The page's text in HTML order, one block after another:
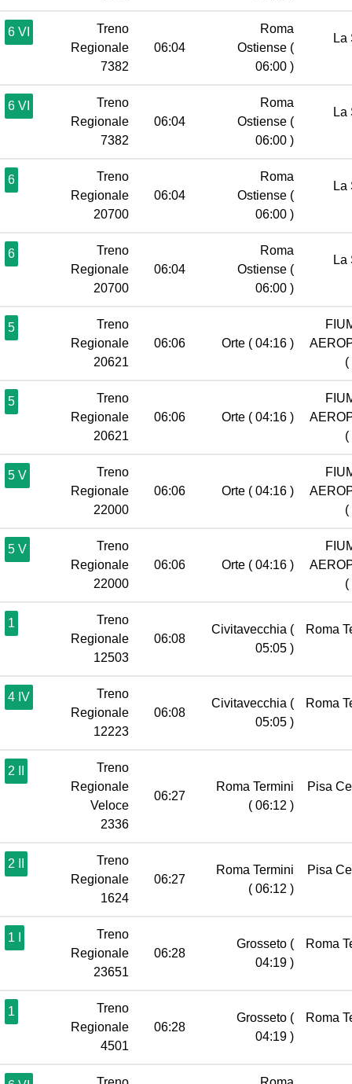
6 VI
Treno
Regionale
7382
06:04
Roma
Ostiense (
06:00 )
La
6 VI
Treno
Regionale
7382
06:04
Roma
Ostiense (
06:00 )
La
6
Treno
Regionale
20700
06:04
Roma
Ostiense (
06:00 )
La
6
Treno
Regionale
20700
06:04
Roma
Ostiense (
06:00 )
La
5
Treno
Regionale
20621
06:06 Orte ( 04:16 )
(
5
Treno
Regionale
20621
06:06 Orte ( 04:16 )
(
5 V
Treno
Regionale
22000
06:06 Orte ( 04:16 )
(
5 V
Treno
Regionale
22000
06:06 Orte ( 04:16 )
(
1
Treno
Regionale
12503
06:08
Civitavecchia (
05:05 )
Roma
4 IV
Treno
Regionale
12223
06:08
Civitavecchia (
05:05 )
Roma
2 II
Treno
Regionale
Veloce
2336
06:27
Roma Termini
( 06:12 )
Pisa
2 II
Treno
Regionale
1624
06:27
Roma Termini
( 06:12 )
Pisa
1 I
Treno
Regionale
23651
06:28
Grosseto (
04:19 )
Roma
1
Treno
Regionale
4501
06:28
Grosseto (
04:19 )
Roma